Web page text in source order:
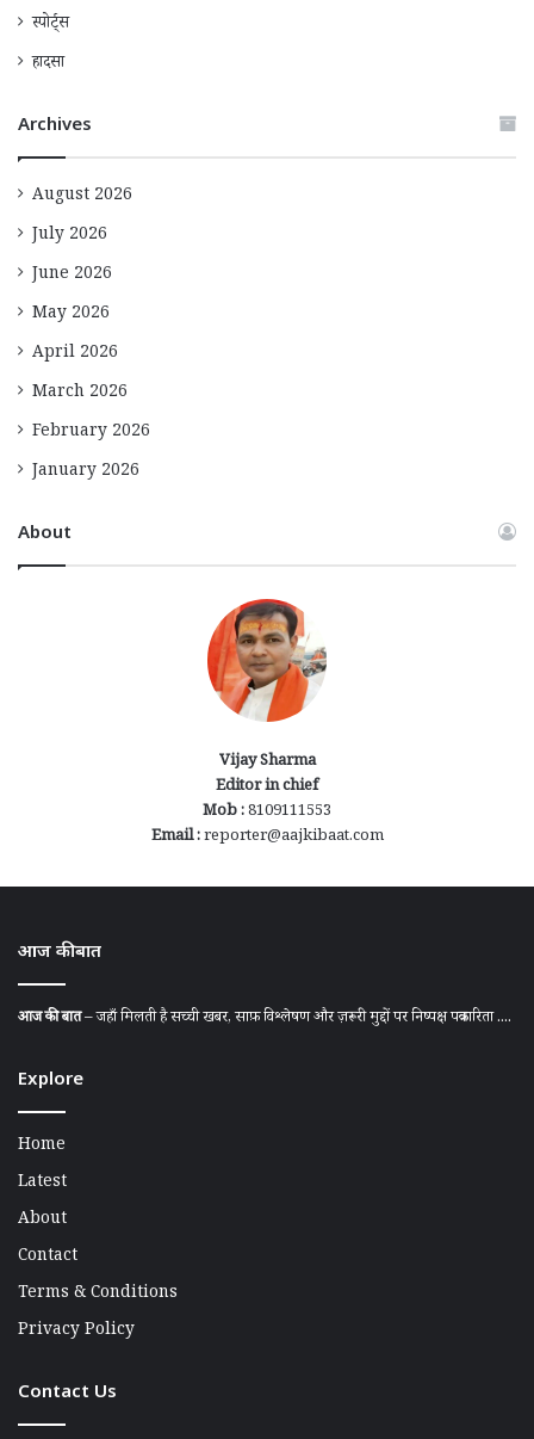
स्पोर्ट्स
हादसा
Archives
August 2026
July 2026
June 2026
May 2026
April 2026
March 2026
February 2026
January 2026
About
Vijay Sharma
Editor in chief
Mob :8109111553
Email :reporter@aajkibaat.com
आज की बात
आज की बात– जहाँ मिलती है सच्ची खबर, साफ़ विश्लेषण और ज़रूरी मुद्दों पर निष्पक्ष पत्रकारिता ....
Explore
Home
Latest
About
Contact
Terms & Conditions
Privacy Policy
Contact Us